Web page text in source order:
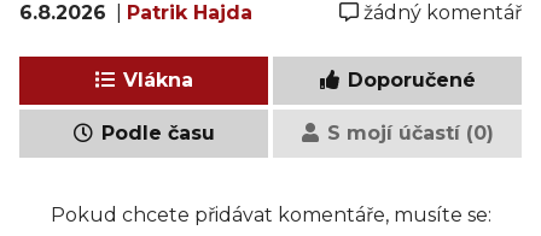
6.8.2026 Patrik Hajda žádný komentář
Vlákna Doporučené
Podle času S mojí účastí (0)
Pokud chcete přidávat komentáře, musíte se: